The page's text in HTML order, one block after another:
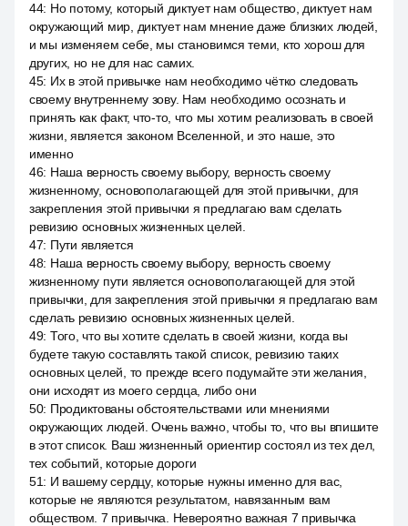
44: Но потому, который диктует нам общество, диктует нам
окружающий мир, диктует нам мнение даже близких людей,
и мы изменяем себе, мы становимся теми, кто хорош для
других, но не для нас самих.
45: Их в этой привычке нам необходимо чётко следовать
своему внутреннему зову. Нам необходимо осознать и
принять как факт, что-то, что мы хотим реализовать в своей
жизни, является законом Вселенной, и это наше, это
именно
46: Наша верность своему выбору, верность своему
жизненному, основополагающей для этой привычки, для
закрепления этой привычки я предлагаю вам сделать
ревизию основных жизненных целей.
47: Пути является
48: Наша верность своему выбору, верность своему
жизненному пути является основополагающей для этой
привычки, для закрепления этой привычки я предлагаю вам
сделать ревизию основных жизненных целей.
49: Того, что вы хотите сделать в своей жизни, когда вы
будете такую составлять такой список, ревизию таких
основных целей, то прежде всего подумайте эти желания,
они исходят из моего сердца, либо они
50: Продиктованы обстоятельствами или мнениями
окружающих людей. Очень важно, чтобы то, что вы впишите
в этот список. Ваш жизненный ориентир состоял из тех дел,
тех событий, которые дороги
51: И вашему сердцу, которые нужны именно для вас,
которые не являются результатом, навязанным вам
обществом. 7 привычка. Невероятно важная 7 привычка